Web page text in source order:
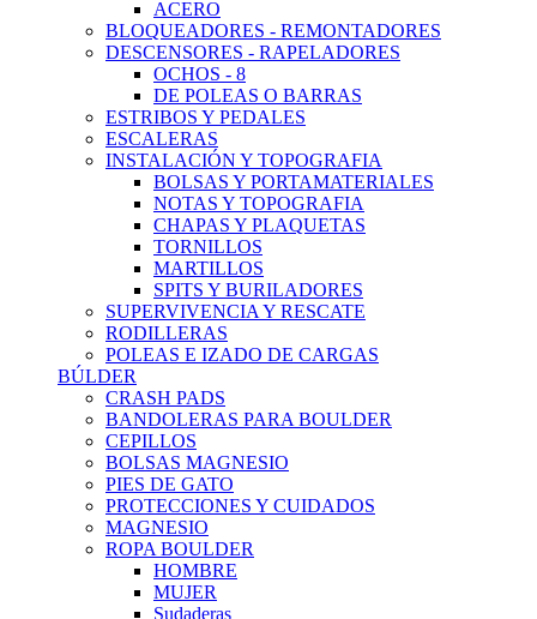
ACERO
BLOQUEADORES - REMONTADORES
DESCENSORES - RAPELADORES
OCHOS - 8
DE POLEAS O BARRAS
ESTRIBOS Y PEDALES
ESCALERAS
INSTALACIÓN Y TOPOGRAFIA
BOLSAS Y PORTAMATERIALES
NOTAS Y TOPOGRAFIA
CHAPAS Y PLAQUETAS
TORNILLOS
MARTILLOS
SPITS Y BURILADORES
SUPERVIVENCIA Y RESCATE
RODILLERAS
POLEAS E IZADO DE CARGAS
BÚLDER
CRASH PADS
BANDOLERAS PARA BOULDER
CEPILLOS
BOLSAS MAGNESIO
PIES DE GATO
PROTECCIONES Y CUIDADOS
MAGNESIO
ROPA BOULDER
HOMBRE
MUJER
Sudaderas